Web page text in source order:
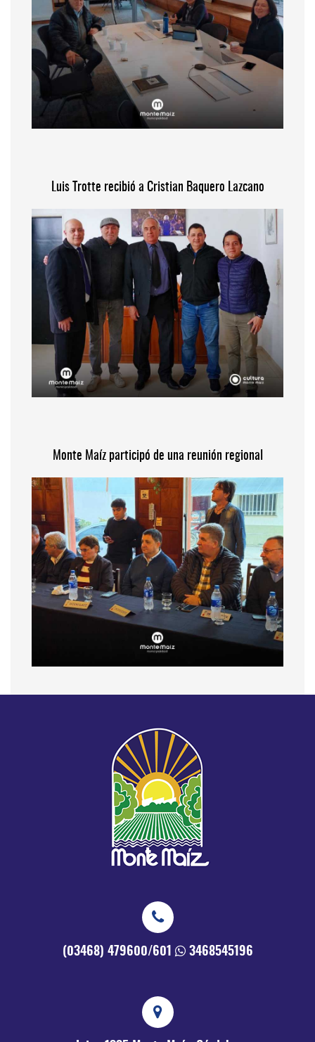
Luis Trotte recibió a Cristian Baquero Lazcano
Monte Maíz participó de una reunión regional
(03468) 479600/601 3468545196